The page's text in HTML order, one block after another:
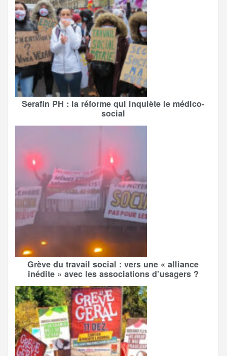
Serafin PH : la réforme qui inquiète le médico-
social
Grève du travail social : vers une « alliance
inédite » avec les associations d’usagers ?